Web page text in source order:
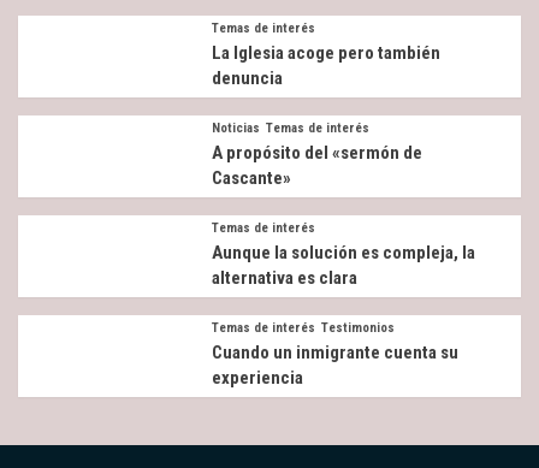
Temas de interés
La Iglesia acoge pero también
denuncia
Noticias Temas de interés
A propósito del «sermón de
Cascante»
Temas de interés
Aunque la solución es compleja, la
alternativa es clara
Temas de interés Testimonios
Cuando un inmigrante cuenta su
experiencia